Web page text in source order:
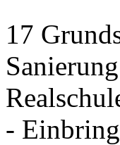
17
-